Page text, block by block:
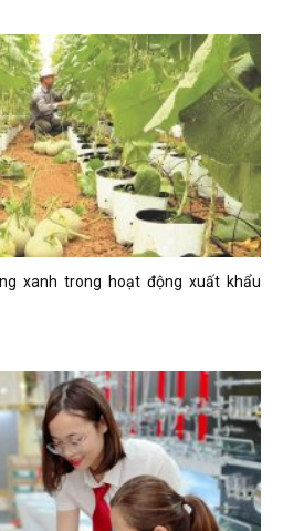
xanh trong hoạt động xuất khẩu